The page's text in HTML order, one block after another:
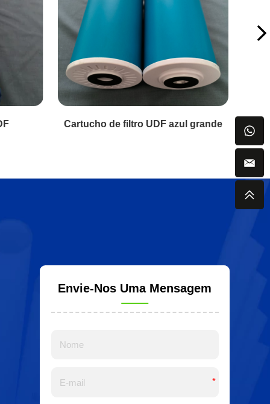
Cartucho de filtro CTO azul grande
Envie-Nos Uma Mensagem
*